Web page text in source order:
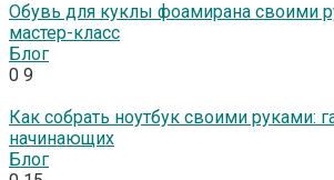
Обувь для куклы фоамирана своими
мастер-класс
Блог
0 9
Как собрать ноутбук своими руками:
начинающих
Блог